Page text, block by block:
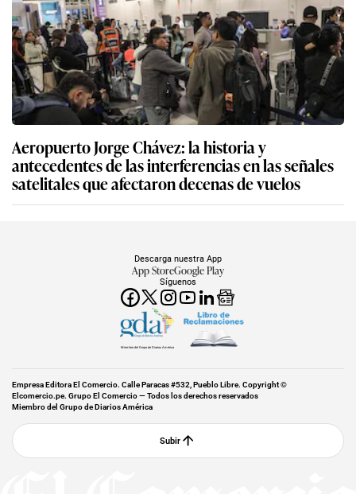
Aeropuerto Jorge Chávez: la historia y
antecedentes de las interferencias en las señales
satelitales que afectaron decenas de vuelos
Síguenos
Descarga nuestra App
App StoreGoogle Play
Miembro del Grupo de Diarios América
Empresa Editora El Comercio. Calle Paracas #532, Pueblo Libre. Copyright ©
Elcomercio.pe. Grupo El Comercio — Todos los derechos reservados
Miembro del Grupo de Diarios América
Subir